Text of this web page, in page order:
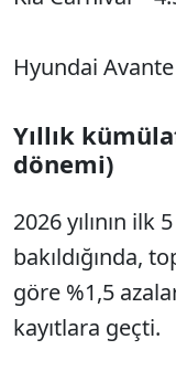
Hyundai
Yıllık
dönemi)
2026 yılının ilk
bakıldığında,
göre %1,5
kayıtlara geçti.